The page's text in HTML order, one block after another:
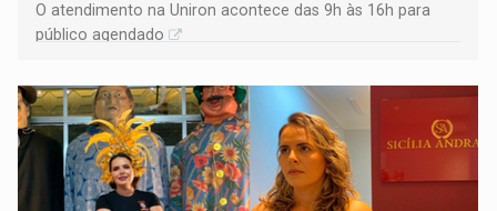
O atendimento na Uniron acontece das 9h às 16h para
público agendado